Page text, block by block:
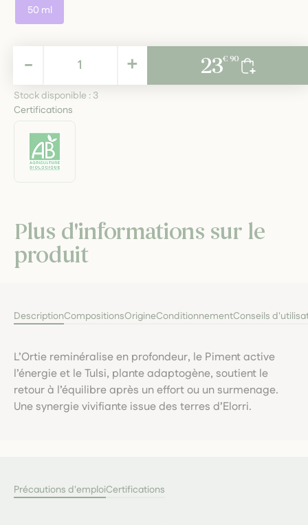
50 ml
23,90 € TTC+
- 23€ 90
Stock disponible : 3
Certifications
Plus d'informations sur le
produit
DescriptionCompositionsOrigineConditionnementConseils
L’Ortie reminéralise en profondeur, le Piment active
l’énergie et le Tulsi, plante adaptogène, soutient le
retour à l’équilibre après un effort ou un surmenage.
Une synergie vivifiante issue des terres d’Elorri.
Précautions d'emploiCertifications